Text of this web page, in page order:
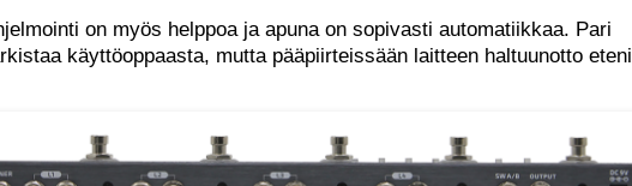
on myös helppoa ja apuna on sopivasti automatiikkaa. Pari
käyttöoppaasta, mutta pääpiirteissään laitteen haltuunotto eteni